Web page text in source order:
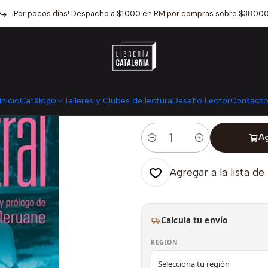
InicioCatálogo Talleres y Clubes de lecturaDesafío LectorContacto
¡Por pocos días! Despacho a $1.000 en RM por compras sobre $38.000
Inicio Catálogo Narrativa Literatura Chilena Andar La Tierra
|
Andar La Tierra
Mostrar stock de
Cantidad
Agregar a la lista
Calcula tu envío
REGIÓN